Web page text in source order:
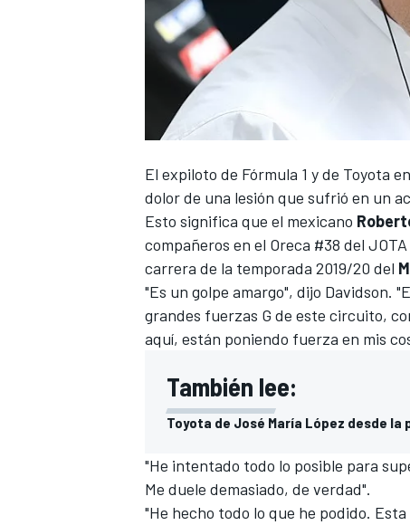
El expiloto de Fórmula 1 y de Toyota
dolor de una lesión que sufrió en un
Esto significa que el mexicano
compañeros en el Oreca #38 del
carrera de la temporada 2019/20 del
"Es un golpe amargo", dijo Davidson.
grandes fuerzas G de este circuito,
aquí, están poniendo fuerza en mis
También lee:
Toyota de José María López desde la
"He intentado todo lo posible para
Me duele demasiado, de verdad".
"He hecho todo lo que he podido.